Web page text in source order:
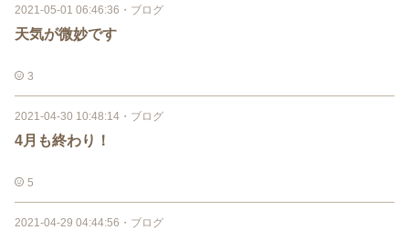
2021-05-01 06:46:36 ・ ブログ
天気が微妙です
3
2021-04-30 10:48:14 ・ ブログ
4月も終わり！
5
2021-04-29 04:44:56 ・ ブログ